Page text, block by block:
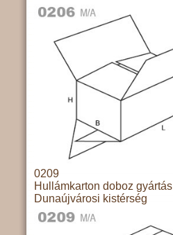
0209
Hullámkarton doboz gyártás
Dunaújvárosi kistérség